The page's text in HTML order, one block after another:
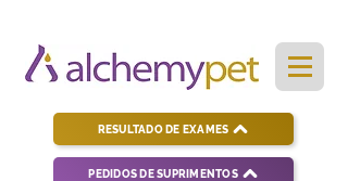
PEDIDOS DE SUPRIMENTOS
RESULTADO DE EXAMES